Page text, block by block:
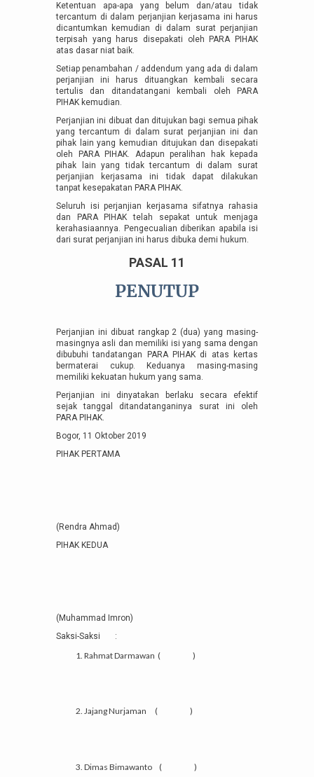
Ketentuan apa-apa yang belum dan/atau tidak
tercantum di dalam perjanjian kerjasama ini harus
dicantumkan kemudian di dalam surat perjanjian
terpisah yang harus disepakati oleh PARA PIHAK
atas dasar niat baik.
Setiap penambahan / addendum yang ada di dalam
perjanjian ini harus dituangkan kembali secara
tertulis dan ditandatangani kembali oleh PARA
PIHAK kemudian.
Perjanjian ini dibuat dan ditujukan bagi semua pihak
yang tercantum di dalam surat perjanjian ini dan
pihak lain yang kemudian ditujukan dan disepakati
oleh PARA PIHAK. Adapun peralihan hak kepada
pihak lain yang tidak tercantum di dalam surat
perjanjian kerjasama ini tidak dapat dilakukan
tanpat kesepakatan PARA PIHAK.
Seluruh isi perjanjian kerjasama sifatnya rahasia
dan PARA PIHAK telah sepakat untuk menjaga
kerahasiaannya. Pengecualian diberikan apabila isi
dari surat perjanjian ini harus dibuka demi hukum.
PASAL 11
PENUTUP
Perjanjian ini dibuat rangkap 2 (dua) yang masing-
masingnya asli dan memiliki isi yang sama dengan
dibubuhi tandatangan PARA PIHAK di atas kertas
bermaterai cukup. Keduanya masing-masing
memiliki kekuatan hukum yang sama.
Perjanjian ini dinyatakan berlaku secara efektif
sejak tanggal ditandatanganinya surat ini oleh
PARA PIHAK.
Bogor, 11 Oktober 2019
PIHAK PERTAMA
(Rendra Ahmad)
PIHAK KEDUA
(Muhammad Imron)
Saksi-Saksi :
Rahmat Darmawan ( )
Jajang Nurjaman ( )
Dimas Bimawanto ( )